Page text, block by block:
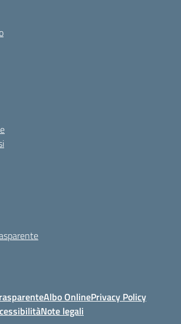
Albo OnlinePrivacy Policy
Note legali